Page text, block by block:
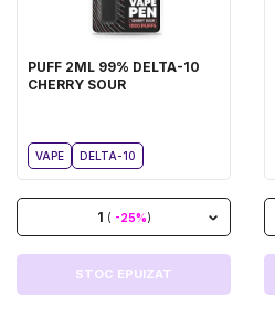
PUFF 2ML 99% DELTA-10
CHERRY SOUR
VAPE DELTA-10
1 ( -25%)
STOC EPUIZAT